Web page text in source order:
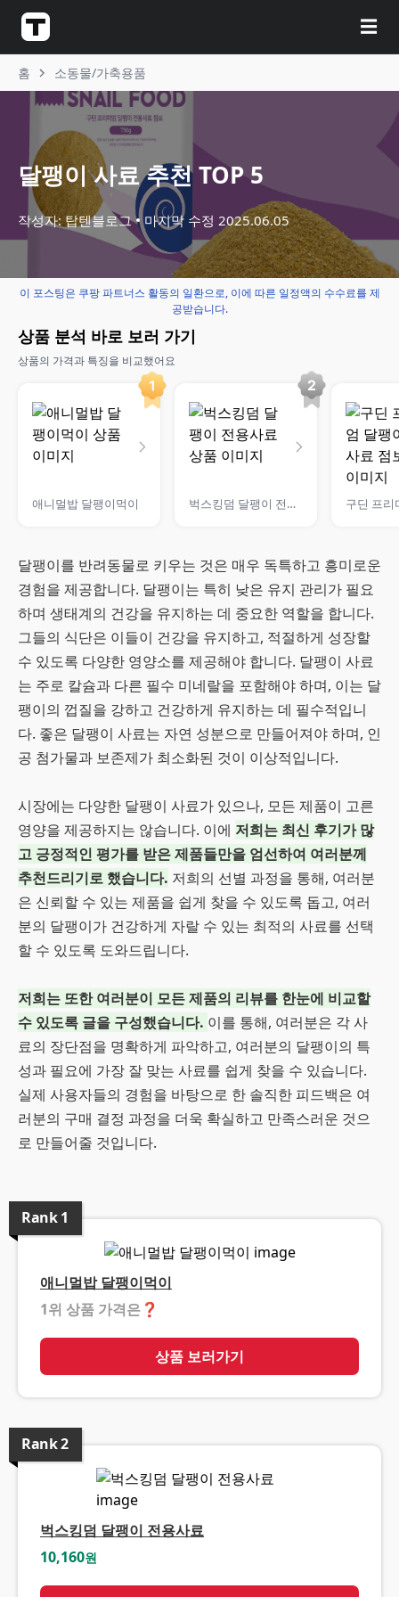
☰
홈 소동물/가축용품
달팽이 사료 추천 TOP 5
작성자: 탑텐블로그 마지막 수정 2025.06.05
이 포스팅은 쿠팡 파트너스 활동의 일환으로, 이에 따른 일정액의 수수료를 제
공받습니다.
상품 분석 바로 보러 가기
상품의 가격과 특징을 비교했어요
애니멀밥 달팽이먹이 벅스킹덤 달팽이 전용사료
달팽이를 반려동물로 키우는 것은 매우 독특하고 흥미로운
경험을 제공합니다. 달팽이는 특히 낮은 유지 관리가 필요
하며 생태계의 건강을 유지하는 데 중요한 역할을 합니다.
그들의 식단은 이들이 건강을 유지하고, 적절하게 성장할
수 있도록 다양한 영양소를 제공해야 합니다. 달팽이 사료
는 주로 칼슘과 다른 필수 미네랄을 포함해야 하며, 이는 달
팽이의 껍질을 강하고 건강하게 유지하는 데 필수적입니
다. 좋은 달팽이 사료는 자연 성분으로 만들어져야 하며, 인
공 첨가물과 보존제가 최소화된 것이 이상적입니다.
시장에는 다양한 달팽이 사료가 있으나, 모든 제품이 고른
영양을 제공하지는 않습니다. 이에 저희는 최신 후기가 많
고 긍정적인 평가를 받은 제품들만을 엄선하여 여러분께
추천드리기로 했습니다. 저희의 선별 과정을 통해, 여러분
은 신뢰할 수 있는 제품을 쉽게 찾을 수 있도록 돕고, 여러
분의 달팽이가 건강하게 자랄 수 있는 최적의 사료를 선택
할 수 있도록 도와드립니다.
저희는 또한 여러분이 모든 제품의 리뷰를 한눈에 비교할
수 있도록 글을 구성했습니다. 이를 통해, 여러분은 각 사
료의 장단점을 명확하게 파악하고, 여러분의 달팽이의 특
성과 필요에 가장 잘 맞는 사료를 쉽게 찾을 수 있습니다.
실제 사용자들의 경험을 바탕으로 한 솔직한 피드백은 여
러분의 구매 결정 과정을 더욱 확실하고 만족스러운 것으
로 만들어줄 것입니다.
Rank1
애니멀밥 달팽이먹이
1위 상품 가격은 ❓
상품 보러가기
Rank2
벅스킹덤 달팽이 전용사료
10,160원